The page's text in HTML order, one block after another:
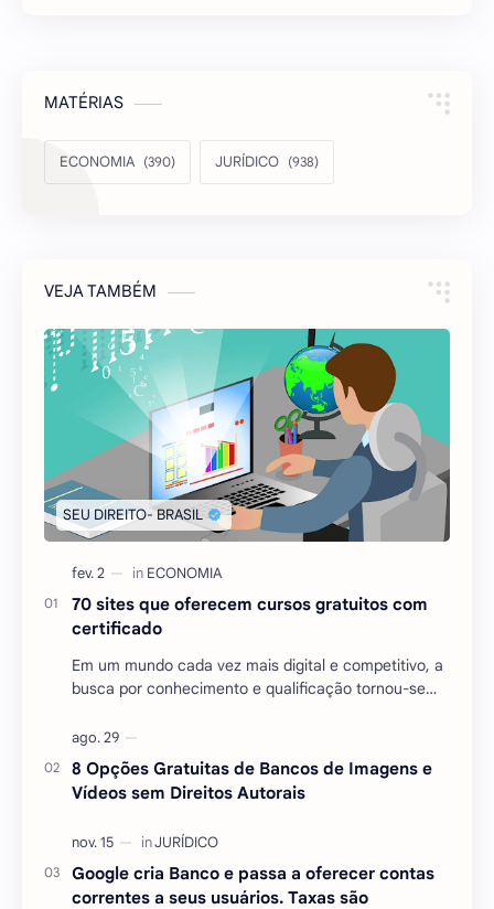
MATÉRIAS
ECONOMIA JURÍDICO
VEJA TAMBÉM
70 sites que oferecem cursos gratuitos com
certificado
Em um mundo cada vez mais digital e competitivo, a
busca por conhecimento e qualificação tornou-se
…
8 Opções Gratuitas de Bancos de Imagens e
Vídeos sem Direitos Autorais
Google cria Banco e passa a oferecer contas
correntes a seus usuários. Taxas são